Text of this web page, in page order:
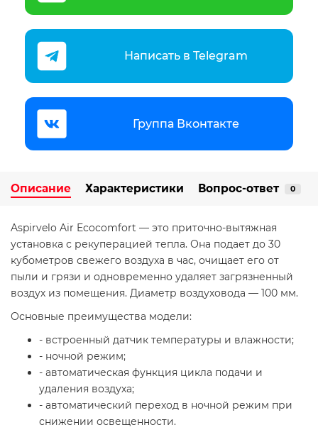
Написать в Telegram
Группа Вконтакте
Описание Характеристики Вопрос-ответ 0
Aspirvelo Air Ecocomfort — это приточно-вытяжная
установка с рекуперацией тепла. Она подает до 30
кубометров свежего воздуха в час, очищает его от
пыли и грязи и одновременно удаляет загрязненный
воздух из помещения. Диаметр воздуховода — 100 мм.
Основные преимущества модели:
- встроенный датчик температуры и влажности;
- ночной режим;
- автоматическая функция цикла подачи и
удаления воздуха;
- автоматический переход в ночной режим при
снижении освещенности.